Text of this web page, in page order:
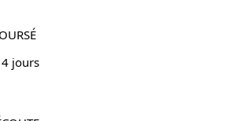
jours